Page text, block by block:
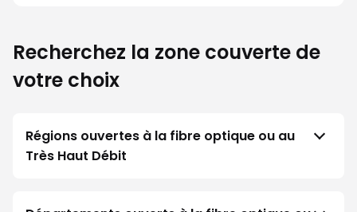
Recherchez la zone couverte de
votre choix
Régions ouvertes à la fibre optique ou au
Très Haut Débit